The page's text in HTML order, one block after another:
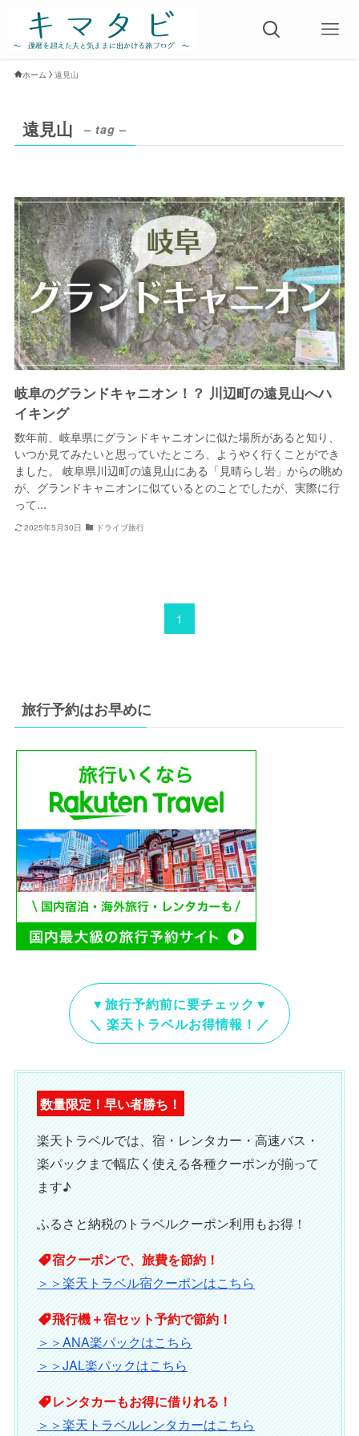
ホーム 遠見山
遠見山 – tag –
岐阜のグランドキャニオン！？ 川辺町の遠見山へハ
イキング
数年前、岐阜県にグランドキャニオンに似た場所があると知り、
いつか見てみたいと思っていたところ、ようやく行くことができ
ました。 岐阜県川辺町の遠見山にある「見晴らし岩」からの眺め
が、グランドキャニオンに似ているとのことでしたが、実際に行
って...
2025年5月30日 ドライブ旅行
1
旅行予約はお早めに
▼旅行予約前に要チェック▼
＼ 楽天トラベルお得情報！／
数量限定！早い者勝ち！
楽天トラベルでは、宿・レンタカー・高速バス・
楽パックまで幅広く使える各種クーポンが揃って
ます♪
ふるさと納税のトラベルクーポン利用もお得！
宿クーポンで、旅費を節約！
＞＞楽天トラベル宿クーポンはこちら
飛行機＋宿セット予約で節約！
＞＞ANA楽パックはこちら
＞＞JAL楽パックはこちら
レンタカーもお得に借りれる！
＞＞楽天トラベルレンタカーはこちら